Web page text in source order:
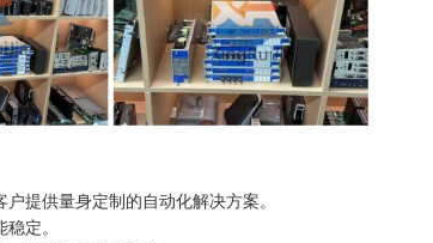
提供量身定制的自动化解决方案。
定。